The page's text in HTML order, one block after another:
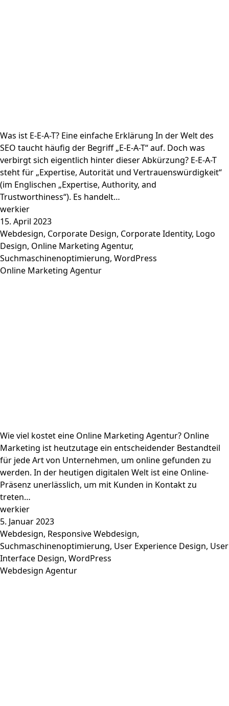
Was ist E-E-A-T? Eine einfache Erklärung In der Welt des
SEO taucht häufig der Begriff „E-E-A-T“ auf. Doch was
verbirgt sich eigentlich hinter dieser Abkürzung? E-E-A-T
steht für „Expertise, Autorität und Vertrauenswürdigkeit“
(im Englischen „Expertise, Authority, and
Trustworthiness“). Es handelt…
werkier
15. April 2023
Webdesign, Corporate Design, Corporate Identity, Logo
Design, Online Marketing Agentur,
Suchmaschinenoptimierung, WordPress
Online Marketing Agentur
Wie viel kostet eine Online Marketing Agentur? Online
Marketing ist heutzutage ein entscheidender Bestandteil
für jede Art von Unternehmen, um online gefunden zu
werden. In der heutigen digitalen Welt ist eine Online-
Präsenz unerlässlich, um mit Kunden in Kontakt zu
treten…
werkier
5. Januar 2023
Webdesign, Responsive Webdesign,
Suchmaschinenoptimierung, User Experience Design, User
Interface Design, WordPress
Webdesign Agentur